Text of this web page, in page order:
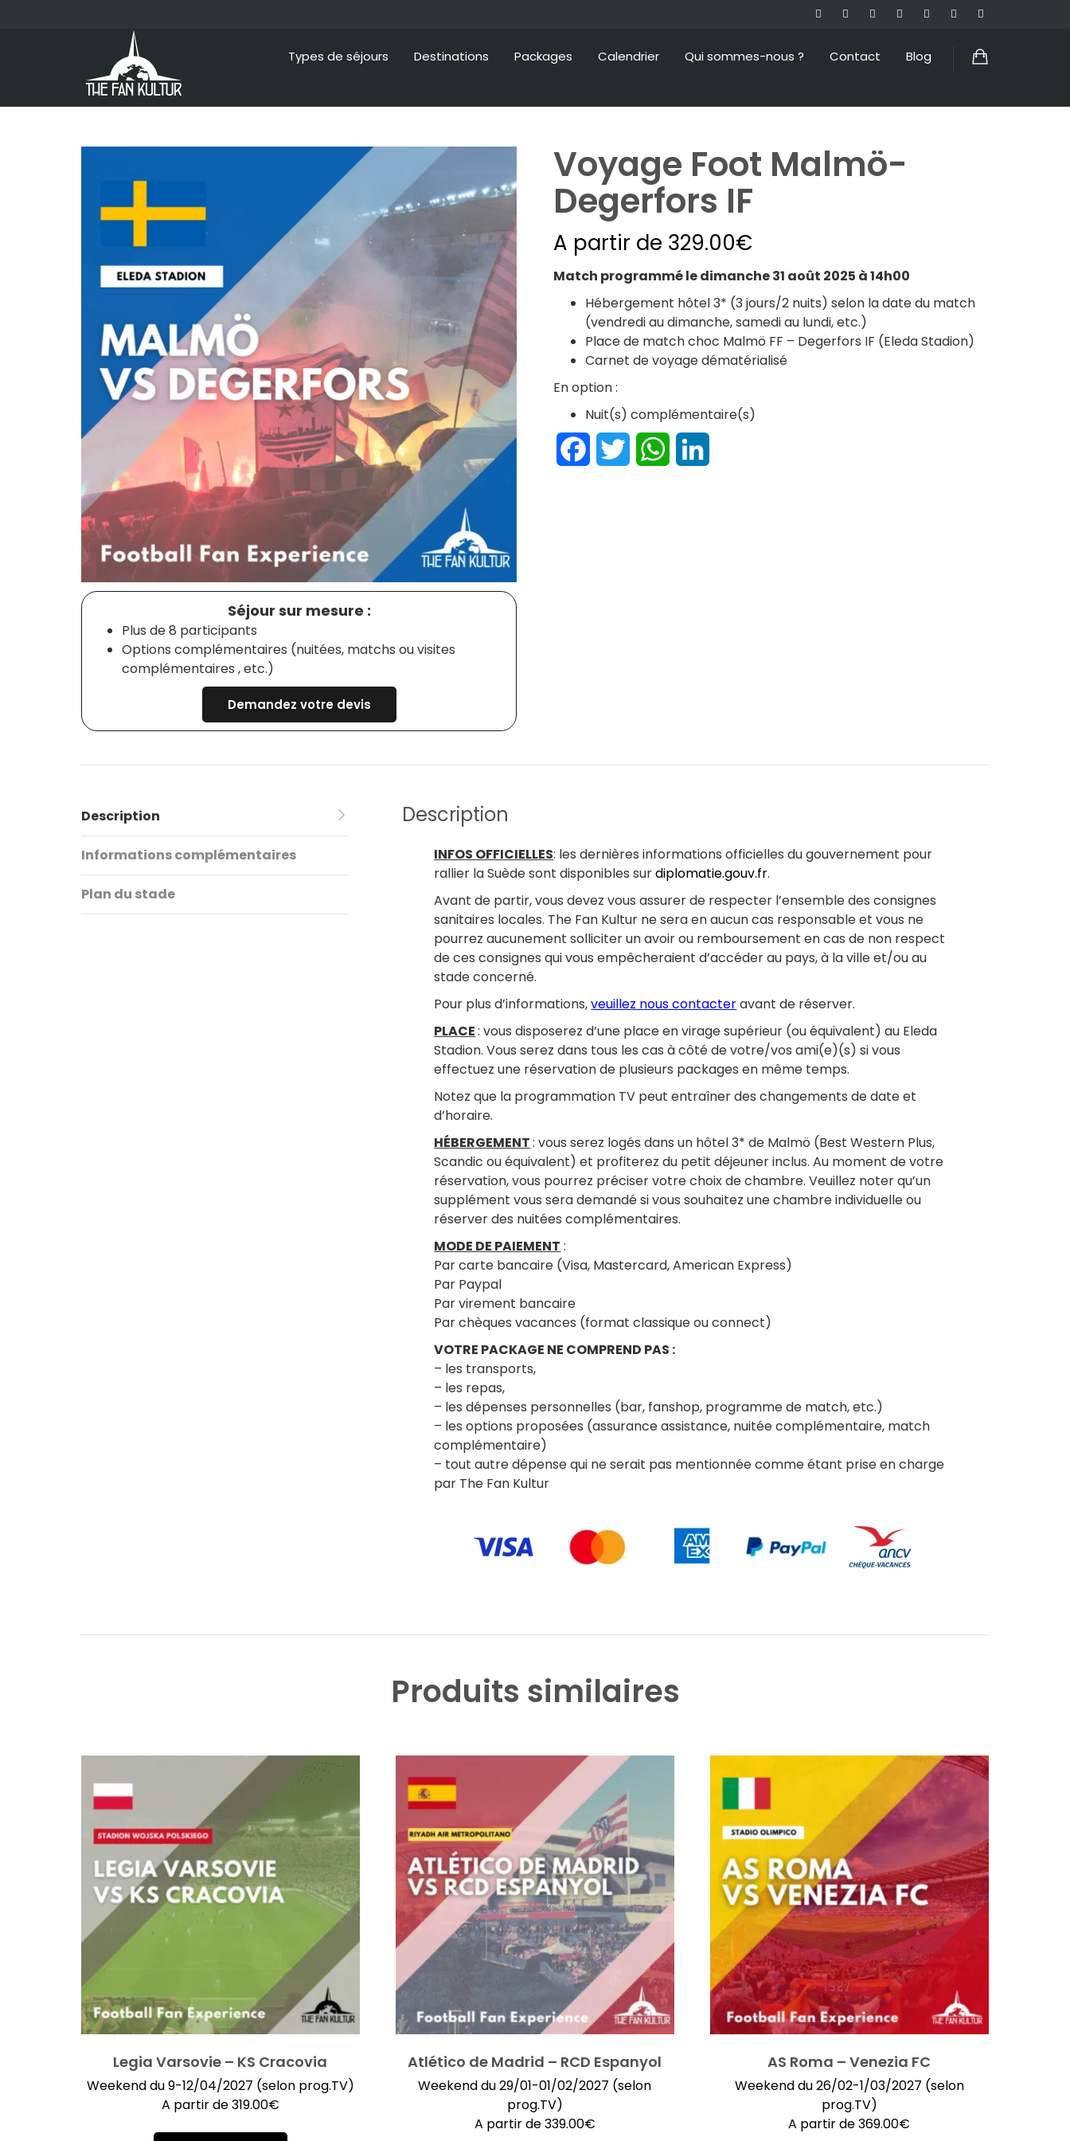
Types de séjours Destinations Packages Calendrier Qui sommes-nous ? Contact Blog
Séjour sur mesure :
Plus de 8 participants
Options complémentaires (nuitées, matchs ou visites
complémentaires , etc.)
Demandez votre devis
Voyage Foot Malmö-
Degerfors IF
A partir de 329.00€
Match programmé le dimanche 31 août 2025 à 14h00
Hébergement hôtel 3* (3 jours/2 nuits) selon la date du match
(vendredi au dimanche, samedi au lundi, etc.)
Place de match choc Malmö FF – Degerfors IF (Eleda Stadion)
Carnet de voyage dématérialisé
En option :
Nuit(s) complémentaire(s)
FacebookTwitter WhatsApp
Description
Informations complémentaires
Plan du stade
Description
INFOS OFFICIELLES: les dernières informations officielles du gouvernement pour
rallier la Suède sont disponibles surdiplomatie.gouv.fr.
Avant de partir, vous devez vous assurer de respecter l’ensemble des consignes
sanitaires locales. The Fan Kultur ne sera en aucun cas responsable et vous ne
pourrez aucunement solliciter un avoir ou remboursement en cas de non respect
de ces consignes qui vous empêcheraient d’accéder au pays, à la ville et/ou au
stade concerné.
Pour plus d’informations,veuillez nous contacteravant de réserver.
PLACE: vous disposerez d’une place en virage supérieur (ou équivalent) au Eleda
Stadion. Vous serez dans tous les cas à côté de votre/vos ami(e)(s) si vous
effectuez une réservation de plusieurs packages en même temps.
Notez que la programmation TV peut entraîner des changements de date et
d’horaire.
HÉBERGEMENT: vous serez logés dans un hôtel 3* de Malmö (Best Western Plus,
Scandic ou équivalent) et profiterez du petit déjeuner inclus. Au moment de votre
réservation, vous pourrez préciser votre choix de chambre. Veuillez noter qu’un
supplément vous sera demandé si vous souhaitez une chambre individuelle ou
réserver des nuitées complémentaires.
MODE DE PAIEMENT :
Par carte bancaire (Visa, Mastercard, American Express)
Par Paypal
Par virement bancaire
Par chèques vacances (format classique ou connect)
VOTRE PACKAGE NE COMPREND PAS :
– les transports,
– les repas,
– les dépenses personnelles (bar, fanshop, programme de match, etc.)
– les options proposées (assurance assistance, nuitée complémentaire, match
complémentaire)
– tout autre dépense qui ne serait pas mentionnée comme étant prise en charge
par The Fan Kultur
Produits similaires
Legia Varsovie – KS Cracovia
Weekend du 9-12/04/2027 (selon prog.TV)
A partir de319.00€
Atlético de Madrid – RCD Espanyol
Weekend du 29/01-01/02/2027 (selon
prog.TV)
A partir de339.00€
AS Roma – Venezia FC
Weekend du 26/02-1/03/2027 (selon
prog.TV)
A partir de369.00€